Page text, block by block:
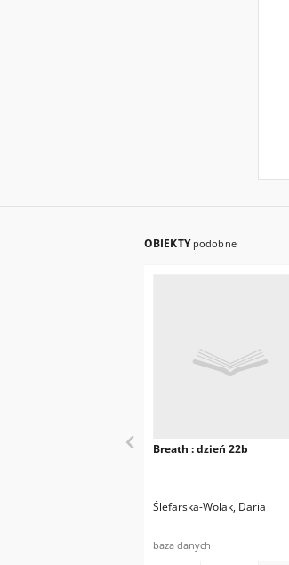
OBIEKTY podobne
Breath : dzień 22b
Ślefarska-Wolak, Daria
baza danych